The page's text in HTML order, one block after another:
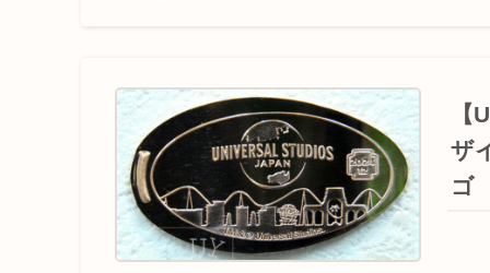
ザ
ゴ